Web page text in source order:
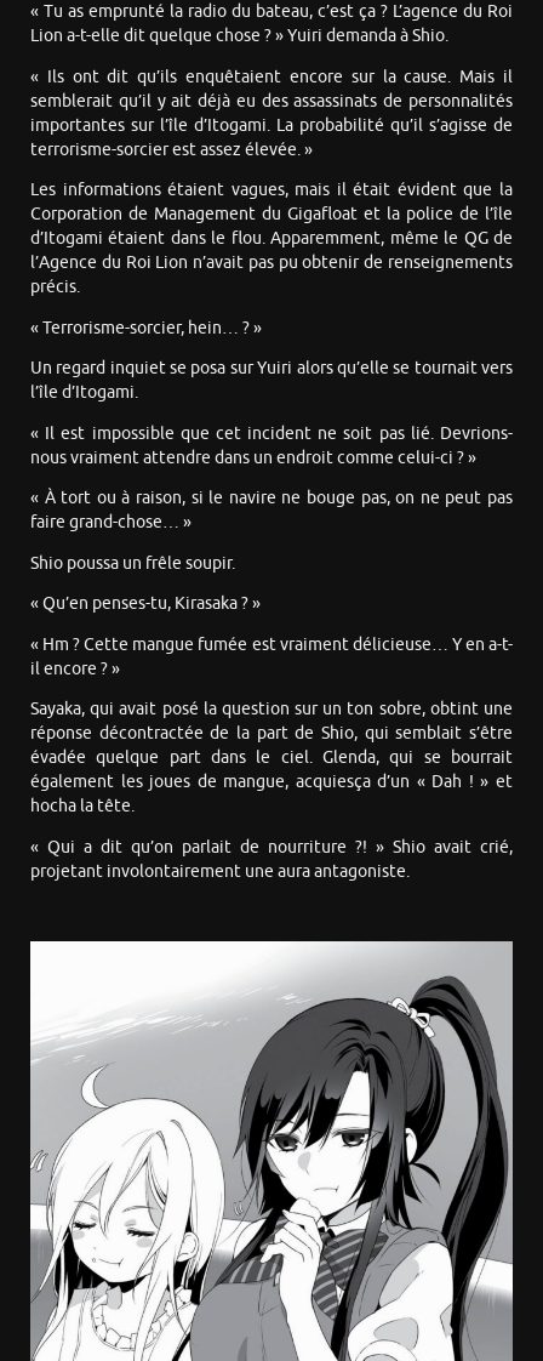
« Tu as emprunté la radio du bateau, c’est ça ? L’agence du Roi
Lion a-t-elle dit quelque chose ? » Yuiri demanda à Shio.
« Ils ont dit qu’ils enquêtaient encore sur la cause. Mais il
semblerait qu’il y ait déjà eu des assassinats de personnalités
importantes sur l’île d’Itogami. La probabilité qu’il s’agisse de
terrorisme-sorcier est assez élevée. »
Les informations étaient vagues, mais il était évident que la
Corporation de Management du Gigafloat et la police de l’île
d’Itogami étaient dans le flou. Apparemment, même le QG de
l’Agence du Roi Lion n’avait pas pu obtenir de renseignements
précis.
« Terrorisme-sorcier, hein… ? »
Un regard inquiet se posa sur Yuiri alors qu’elle se tournait vers
l’île d’Itogami.
« Il est impossible que cet incident ne soit pas lié. Devrions-
nous vraiment attendre dans un endroit comme celui-ci ? »
« À tort ou à raison, si le navire ne bouge pas, on ne peut pas
faire grand-chose… »
Shio poussa un frêle soupir.
« Qu’en penses-tu, Kirasaka ? »
« Hm ? Cette mangue fumée est vraiment délicieuse… Y en a-t-
il encore ? »
Sayaka, qui avait posé la question sur un ton sobre, obtint une
réponse décontractée de la part de Shio, qui semblait s’être
évadée quelque part dans le ciel. Glenda, qui se bourrait
également les joues de mangue, acquiesça d’un « Dah ! » et
hocha la tête.
« Qui a dit qu’on parlait de nourriture ?! » Shio avait crié,
projetant involontairement une aura antagoniste.